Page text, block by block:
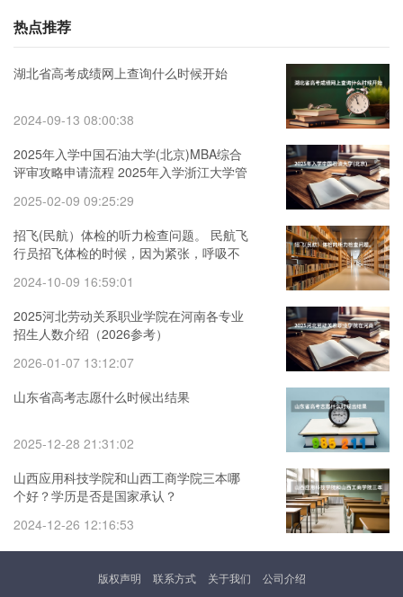
热点推荐
湖北省高考成绩网上查询什么时候开始
2024-09-13 08:00:38
2025年入学中国石油大学(北京)MBA综合
评审攻略申请流程 2025年入学浙江大学管
2025-02-09 09:25:29
招飞(民航）体检的听力检查问题。 民航飞
行员招飞体检的时候，因为紧张，呼吸不
查(还是以心脏彩超的
2024-10-09 16:59:01
2025河北劳动关系职业学院在河南各专业
招生人数介绍（2026参考）
2026-01-07 13:12:07
山东省高考志愿什么时候出结果
2025-12-28 21:31:02
山西应用科技学院和山西工商学院三本哪
个好？学历是否是国家承认？
2024-12-26 12:16:53
版权声明 联系方式 关于我们
公司介绍